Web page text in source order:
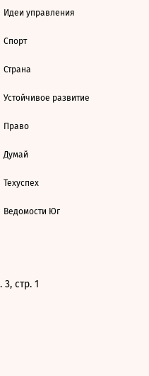
Идеи управления
Спорт
Страна
Устойчивое развитие
Право
Думай
Техуспех
Ведомости Юг
стр. 1